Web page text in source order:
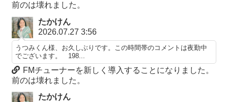
前のは壊れました。
たかけん
2026.07.27 3:56
うつみくん様、お久しぶりです。この時間帯のコメントは夜勤中
でございます。 198...
FMチューナーを新しく導入することになりました。
前のは壊れました。
たかけん